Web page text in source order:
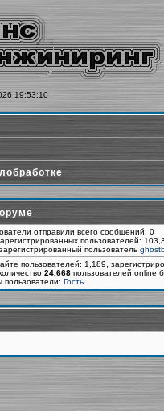
19:53:10
отправили всего сообщений: 0
пользователей:
пользователь
пользователей: 1,189,
24,668 пользователей online
Гость